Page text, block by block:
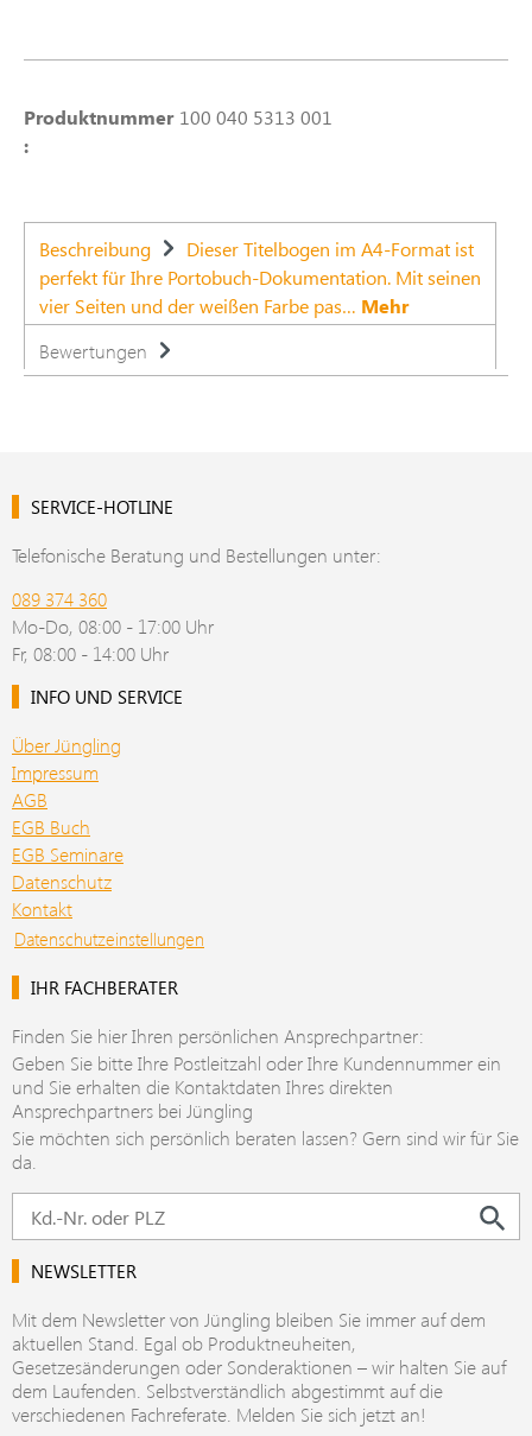
Produktnummer
:
100 040 5313 001
Beschreibung
Dieser Titelbogen im A4-Format ist
perfekt für Ihre Portobuch-Dokumentation. Mit seinen
vier Seiten und der weißen Farbe pas… Mehr
Bewertungen
SERVICE-HOTLINE
Telefonische Beratung und Bestellungen unter:
089 374 360
Mo-Do, 08:00 - 17:00 Uhr
Fr, 08:00 - 14:00 Uhr
INFO UND SERVICE
Über Jüngling
Impressum
AGB
EGB Buch
EGB Seminare
Datenschutz
Kontakt
Datenschutzeinstellungen
IHR FACHBERATER
Finden Sie hier Ihren persönlichen Ansprechpartner:
Geben Sie bitte Ihre Postleitzahl oder Ihre Kundennummer ein
und Sie erhalten die Kontaktdaten Ihres direkten
Ansprechpartners bei Jüngling
Sie möchten sich persönlich beraten lassen? Gern sind wir für Sie
da.
NEWSLETTER
Mit dem Newsletter von Jüngling bleiben Sie immer auf dem
aktuellen Stand. Egal ob Produktneuheiten,
Gesetzesänderungen oder Sonderaktionen – wir halten Sie auf
dem Laufenden. Selbstverständlich abgestimmt auf die
verschiedenen Fachreferate. Melden Sie sich jetzt an!